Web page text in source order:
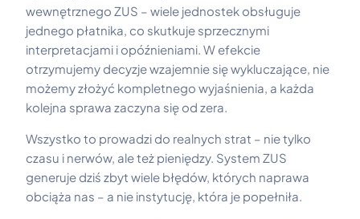
wewnętrznego ZUS – wiele jednostek obsługuje
jednego płatnika, co skutkuje sprzecznymi
interpretacjami i opóźnieniami. W efekcie
otrzymujemy decyzje wzajemnie się wykluczające, nie
możemy złożyć kompletnego wyjaśnienia, a każda
kolejna sprawa zaczyna się od zera.
Wszystko to prowadzi do realnych strat – nie tylko
czasu i nerwów, ale też pieniędzy. System ZUS
generuje dziś zbyt wiele błędów, których naprawa
obciąża nas – a nie instytucję, która je popełniła.